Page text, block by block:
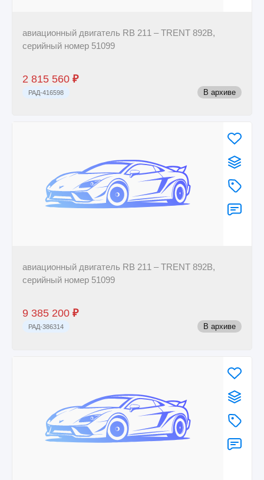
авиационный двигатель RB 211 – TRENT 892B,
серийный номер 51099
2 815 560 ₽
РАД-416598 В архиве
авиационный двигатель RB 211 – TRENT 892B,
серийный номер 51099
9 385 200 ₽
РАД-386314 В архиве